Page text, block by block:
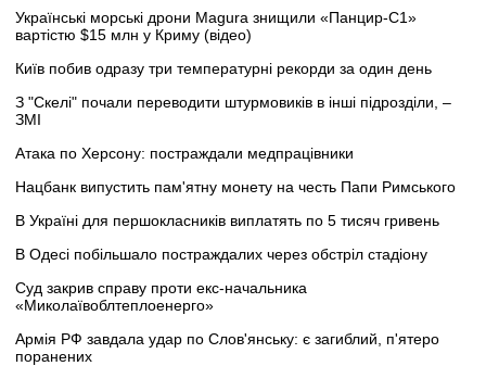
Українські морські дрони Magura знищили «Панцир-С1»
вартістю $15 млн у Криму (відео)
Київ побив одразу три температурні рекорди за один день
З "Скелі" почали переводити штурмовиків в інші підрозділи, –
ЗМІ
Атака по Херсону: постраждали медпрацівники
Нацбанк випустить пам'ятну монету на честь Папи Римського
В Україні для першокласників виплатять по 5 тисяч гривень
В Одесі побільшало постраждалих через обстріл стадіону
Суд закрив справу проти екс-начальника
«Миколаївоблтеплоенерго»
Армія РФ завдала удар по Слов'янську: є загиблий, п'ятеро
поранених